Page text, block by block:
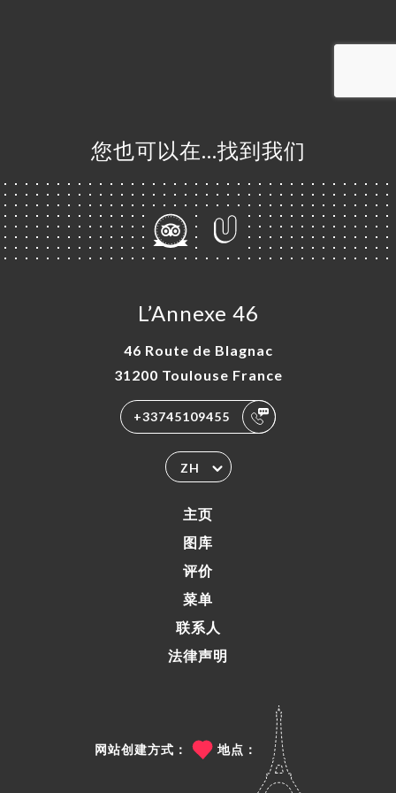
您也可以在…找到我们
L’Annexe 46
46 Route de Blagnac
31200 Toulouse France
+33745109455
ZH
主页
图库
评价
菜单
联系人
法律声明
网站创建方式： 地点：